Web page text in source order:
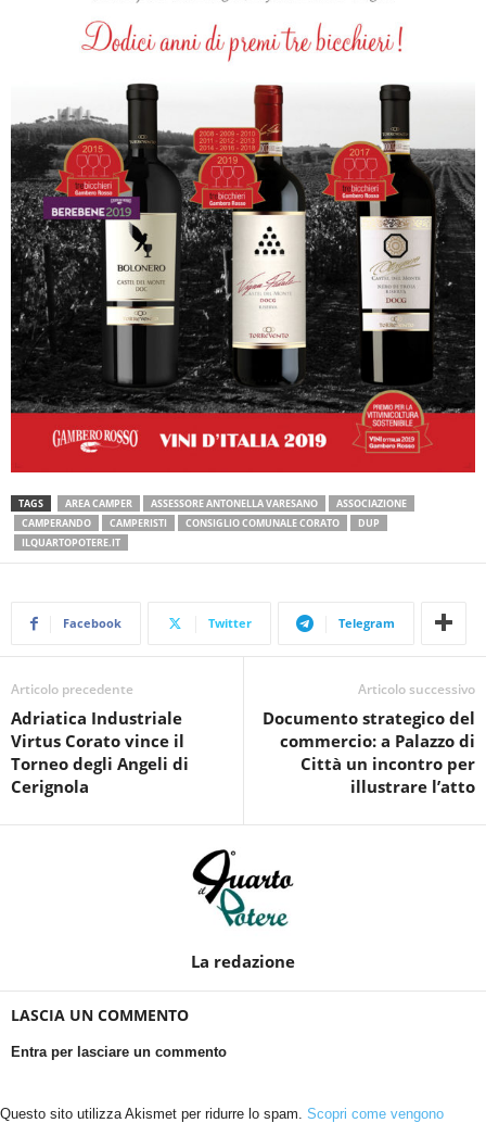
TAGS AREA CAMPER ASSESSORE ANTONELLA VARESANO
ASSOCIAZIONE
CAMPERANDO
CAMPERISTI CONSIGLIO COMUNALE CORATO
DUP
ILQUARTOPOTERE.IT
Facebook Twitter Telegram
Articolo precedente
Adriatica Industriale
Virtus Corato vince il
Torneo degli Angeli di
Cerignola
Articolo successivo
Documento strategico del
commercio: a Palazzo di
Città un incontro per
illustrare l’atto
La redazione
LASCIA UN COMMENTO
Entra per lasciare un commento
Questo sito utilizza Akismet per ridurre lo spam. Scopri come vengono